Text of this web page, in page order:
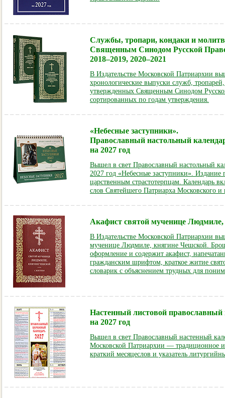
Службы, тропари, кондаки и
Священным Синодом Русской
2018–2019, 2020–2021
В Издательстве Московской Патриархии
хронологические выпуски служб,
утвержденных Священным Синодом
сортированных по годам утверждения.
«Небесные заступники».
Православный настольный
на 2027 год
Вышел в свет Православный настольный
2027 год «Небесные заступники». Издание
царственным страстотерпцам. Календарь
слов Святейшего Патриарха Московского и
Акафист святой мученице
В Издательстве Московской Патриархии
мученице Людмиле, княгине Чешской.
оформление и содержит акафист,
гражданским шрифтом, краткое житие
словарик с объяснением трудных для
Настенный листовой
на 2027 год
Вышел в свет Православный настенный
Московской Патриархии — традиционное
краткий месяцеслов и указатель